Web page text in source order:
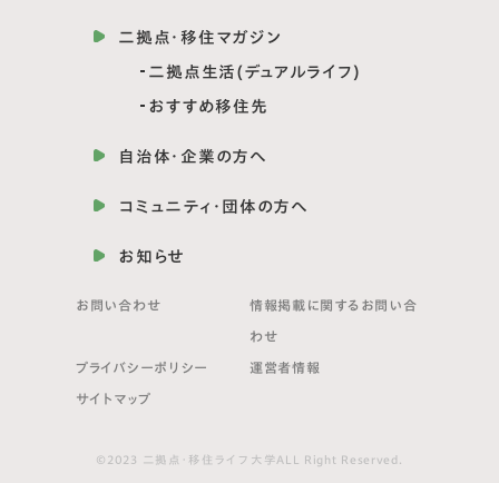
二拠点・移住マガジン
二拠点生活(デュアルライフ)
おすすめ移住先
自治体・企業の方へ
コミュニティ・団体の方へ
お知らせ
お問い合わせ 情報掲載に関する お問い合
わせ
プライバシーポリシー 運営者情報
サイトマップ
©2023 二拠点・移住ライフ大学ALL Right Reserved.